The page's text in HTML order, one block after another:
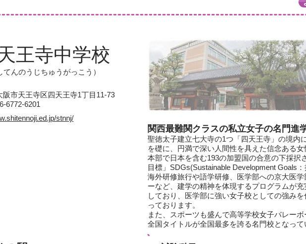
王寺中学校
てんのうじちゅうがっこう）
阪市天王寺区四天王寺1丁目11-73
6772-6201
関西最難関クラスの私立女子の名門進
聖徳太子建立七大寺の1つ「四天王寺」の境内
を礎に、円満で深い人間性を具えた信念ある
本部で日本を含む193の加盟国の合意の下採択
目標」SDGs(Sustainable Development Goals
海外研修旅行や語学研修、医学部への京大医
ーなど、建学の精神を体現するプログラムが
しており、医学部に強い女子校としての強み
っております。
また、スポーツも盛んで高等学校女子バレー
全国タイトルが全国最多を誇る名門校となって
stnnj/